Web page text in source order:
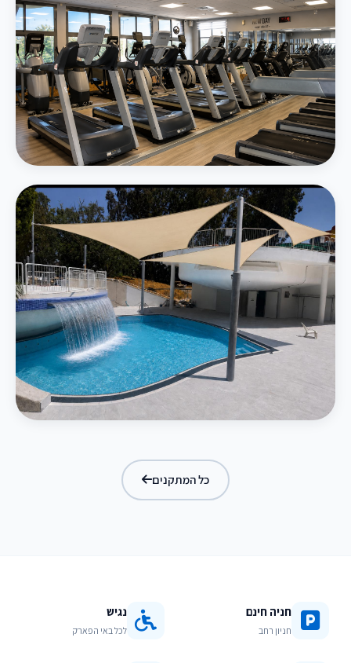
חדר כושר
כל המתקנים
חניה חינם
חניון רחב
נגיש
לכל באי הפארק